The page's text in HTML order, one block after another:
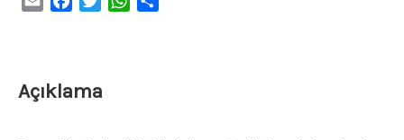
Açıklama